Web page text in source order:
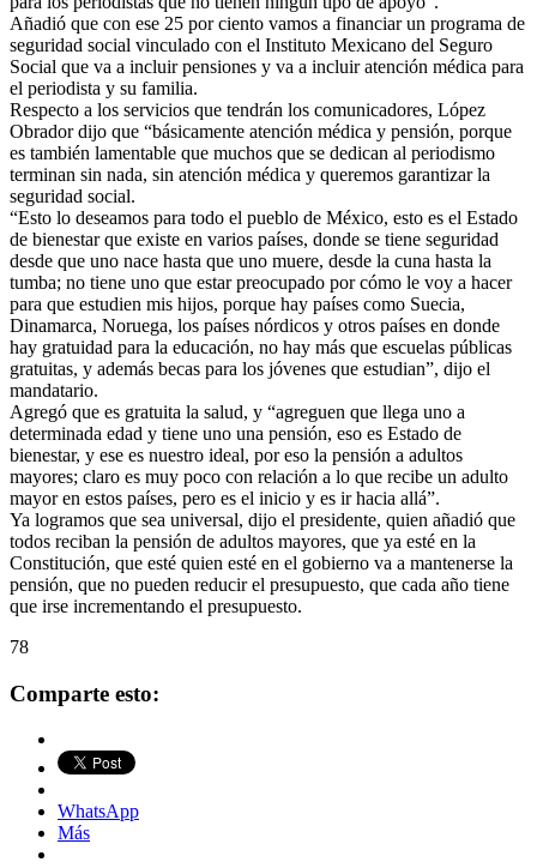
Añadió que con ese 25 por ciento vamos a financiar un programa de
seguridad social vinculado con el Instituto Mexicano del Seguro
Social que va a incluir pensiones y va a incluir atención médica para
el periodista y su familia.
Respecto a los servicios que tendrán los comunicadores, López
Obrador dijo que “básicamente atención médica y pensión, porque
es también lamentable que muchos que se dedican al periodismo
terminan sin nada, sin atención médica y queremos garantizar la
seguridad social.
“Esto lo deseamos para todo el pueblo de México, esto es el Estado
de bienestar que existe en varios países, donde se tiene seguridad
desde que uno nace hasta que uno muere, desde la cuna hasta la
tumba; no tiene uno que estar preocupado por cómo le voy a hacer
para que estudien mis hijos, porque hay países como Suecia,
Dinamarca, Noruega, los países nórdicos y otros países en donde
hay gratuidad para la educación, no hay más que escuelas públicas
gratuitas, y además becas para los jóvenes que estudian”, dijo el
mandatario.
Agregó que es gratuita la salud, y “agreguen que llega uno a
determinada edad y tiene uno una pensión, eso es Estado de
bienestar, y ese es nuestro ideal, por eso la pensión a adultos
mayores; claro es muy poco con relación a lo que recibe un adulto
mayor en estos países, pero es el inicio y es ir hacia allá”.
Ya logramos que sea universal, dijo el presidente, quien añadió que
todos reciban la pensión de adultos mayores, que ya esté en la
Constitución, que esté quien esté en el gobierno va a mantenerse la
pensión, que no pueden reducir el presupuesto, que cada año tiene
que irse incrementando el presupuesto.
78
Comparte esto:
WhatsApp
Más